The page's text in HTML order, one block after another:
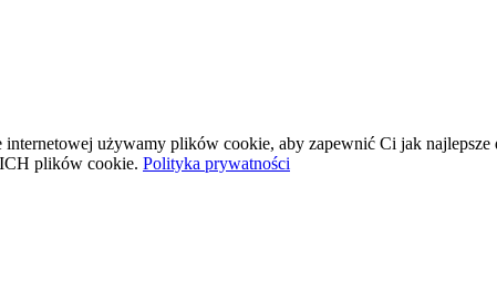
internetowej używamy plików cookie, aby zapewnić Ci jak
plików cookie. Polityka prywatności